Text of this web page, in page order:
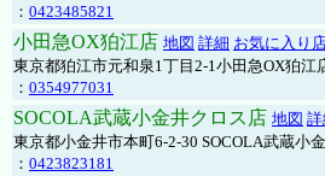
： 0423485821
小田急OX狛江店 地図 詳細 お気に入り
東京都狛江市元和泉1丁目2-1小田急OX狛江
： 0354977031
SOCOLA武蔵小金井クロス店 地図 詳
東京都小金井市本町6-2-30 SOCOLA武蔵小
： 0423823181